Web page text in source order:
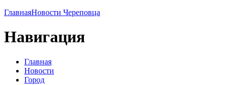
ГлавнаяНовости Череповца
Навигация
Главная
Новости
Город